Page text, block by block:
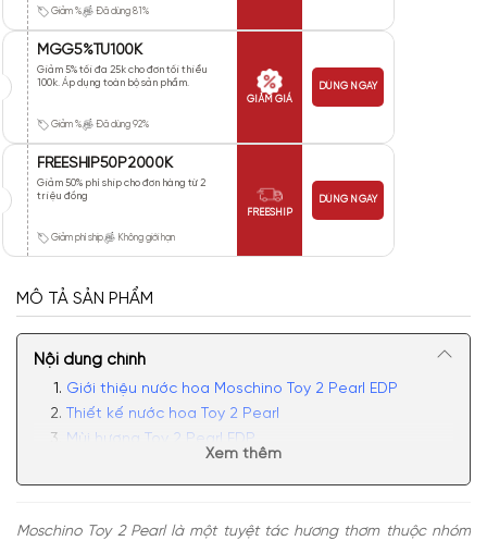
Giảm % Đã dùng 81%
MGG5%TU100K
Giảm 5% tối đa 25k cho đơn tối thiểu
100k. Áp dụng toàn bộ sản phẩm.
Giảm % Đã dùng 92%
GIẢM GIÁ
DÙNG NGAY
FREESHIP50P2000K
Giảm 50% phí ship cho đơn hàng từ 2
triệu đồng
Giảm phí ship Không giới hạn
FREESHIP
DÙNG NGAY
MÔ TẢ SẢN PHẨM
Nội dung chính
Giới thiệu nước hoa Moschino Toy 2 Pearl EDP
Thiết kế nước hoa Toy 2 Pearl
Mùi hương Toy 2 Pearl EDP
Xem thêm
Moschino Toy 2 Pearl là một tuyệt tác hương thơm thuộc nhóm